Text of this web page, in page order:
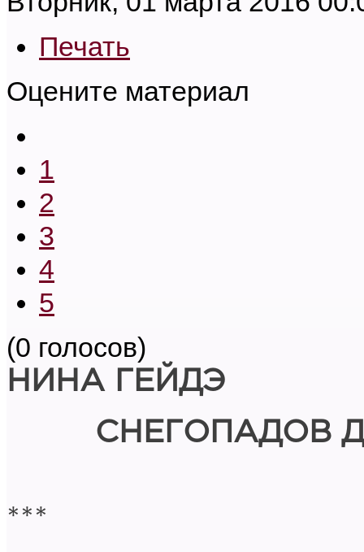
Печать
Оцените материал
1
2
3
4
5
(0 голосов)
НИНА ГЕЙДЭ
СНЕГОПАДОВ
***